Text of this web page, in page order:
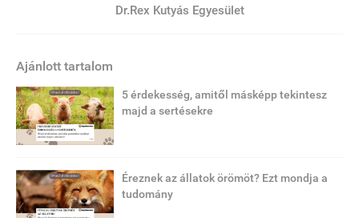
Dr.Rex Kutyás Egyesület
Ajánlott tartalom
5 érdekesség, amitől másképp tekintesz
majd a sertésekre
Éreznek az állatok örömöt? Ezt mondja a
tudomány